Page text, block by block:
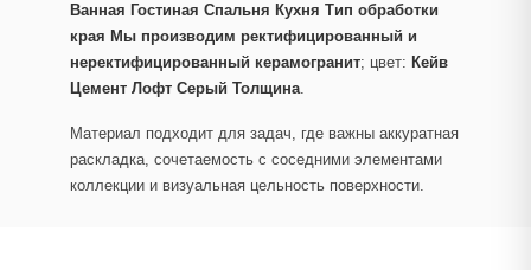
Ванная Гостиная Спальня Кухня Тип обработки
края Мы производим ректифицированный и
неректифицированный керамогранит; цвет: Кейв
Цемент Лофт Серый Толщина.
Материал подходит для задач, где важны аккуратная
раскладка, сочетаемость с соседними элементами
коллекции и визуальная цельность поверхности.